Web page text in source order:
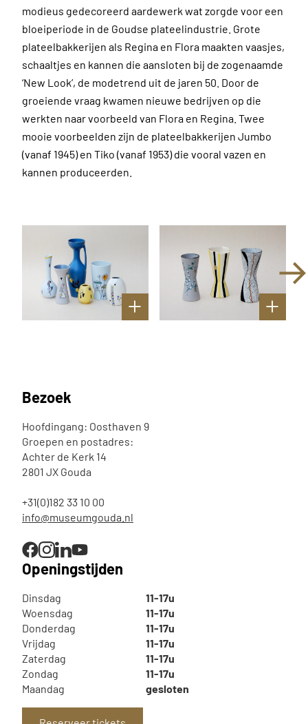
modieus gedecoreerd aardewerk wat zorgde voor een
bloeiperiode in de Goudse plateelindustrie. Grote
plateelbakkerijen als Regina en Flora maakten vaasjes,
schaaltjes en kannen die aansloten bij de zogenaamde
‘New Look’, de modetrend uit de jaren 50. Door de
groeiende vraag kwamen nieuwe bedrijven op die
werkten naar voorbeeld van Flora en Regina. Twee
mooie voorbeelden zijn de plateelbakkerijen Jumbo
(vanaf 1945) en Tiko (vanaf 1953) die vooral vazen en
kannen produceerden.
Bezoek
Hoofdingang: Oosthaven 9
Groepen en postadres:
Achter de Kerk 14
2801 JX Gouda
+31(0)182 33 10 00
info@museumgouda.nl
Openingstijden
Dinsdag
11-17u
Woensdag
11-17u
Donderdag
11-17u
Vrijdag
11-17u
Zaterdag
11-17u
Zondag
11-17u
Maandag
gesloten